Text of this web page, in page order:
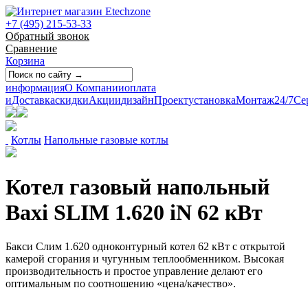
+7 (495) 215-53-33
Обратный звонок
Сравнение
Корзина
информацияО Компанииоплата
иДоставкаскидкиАкциидизайнПроектустановкаМонтаж24/7
Котлы Напольные газовые котлы
Котел газовый напольный
Baxi SLIM 1.620 iN 62 кВт
Бакси Слим 1.620 одноконтурный котел 62 кВт с открытой
камерой сгорания и чугунным теплообменником. Высокая
производительность и простое управление делают его
оптимальным по соотношению «цена/качество».